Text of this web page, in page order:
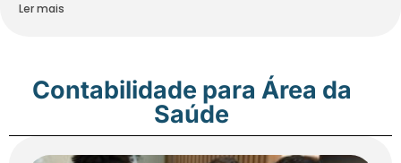
Ler mais
Contabilidade para Área da
Saúde